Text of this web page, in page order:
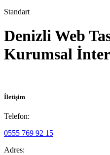
Standart
Denizli Web
Kurumsal
İletişim
Telefon:
0555 769 92 15
Adres: